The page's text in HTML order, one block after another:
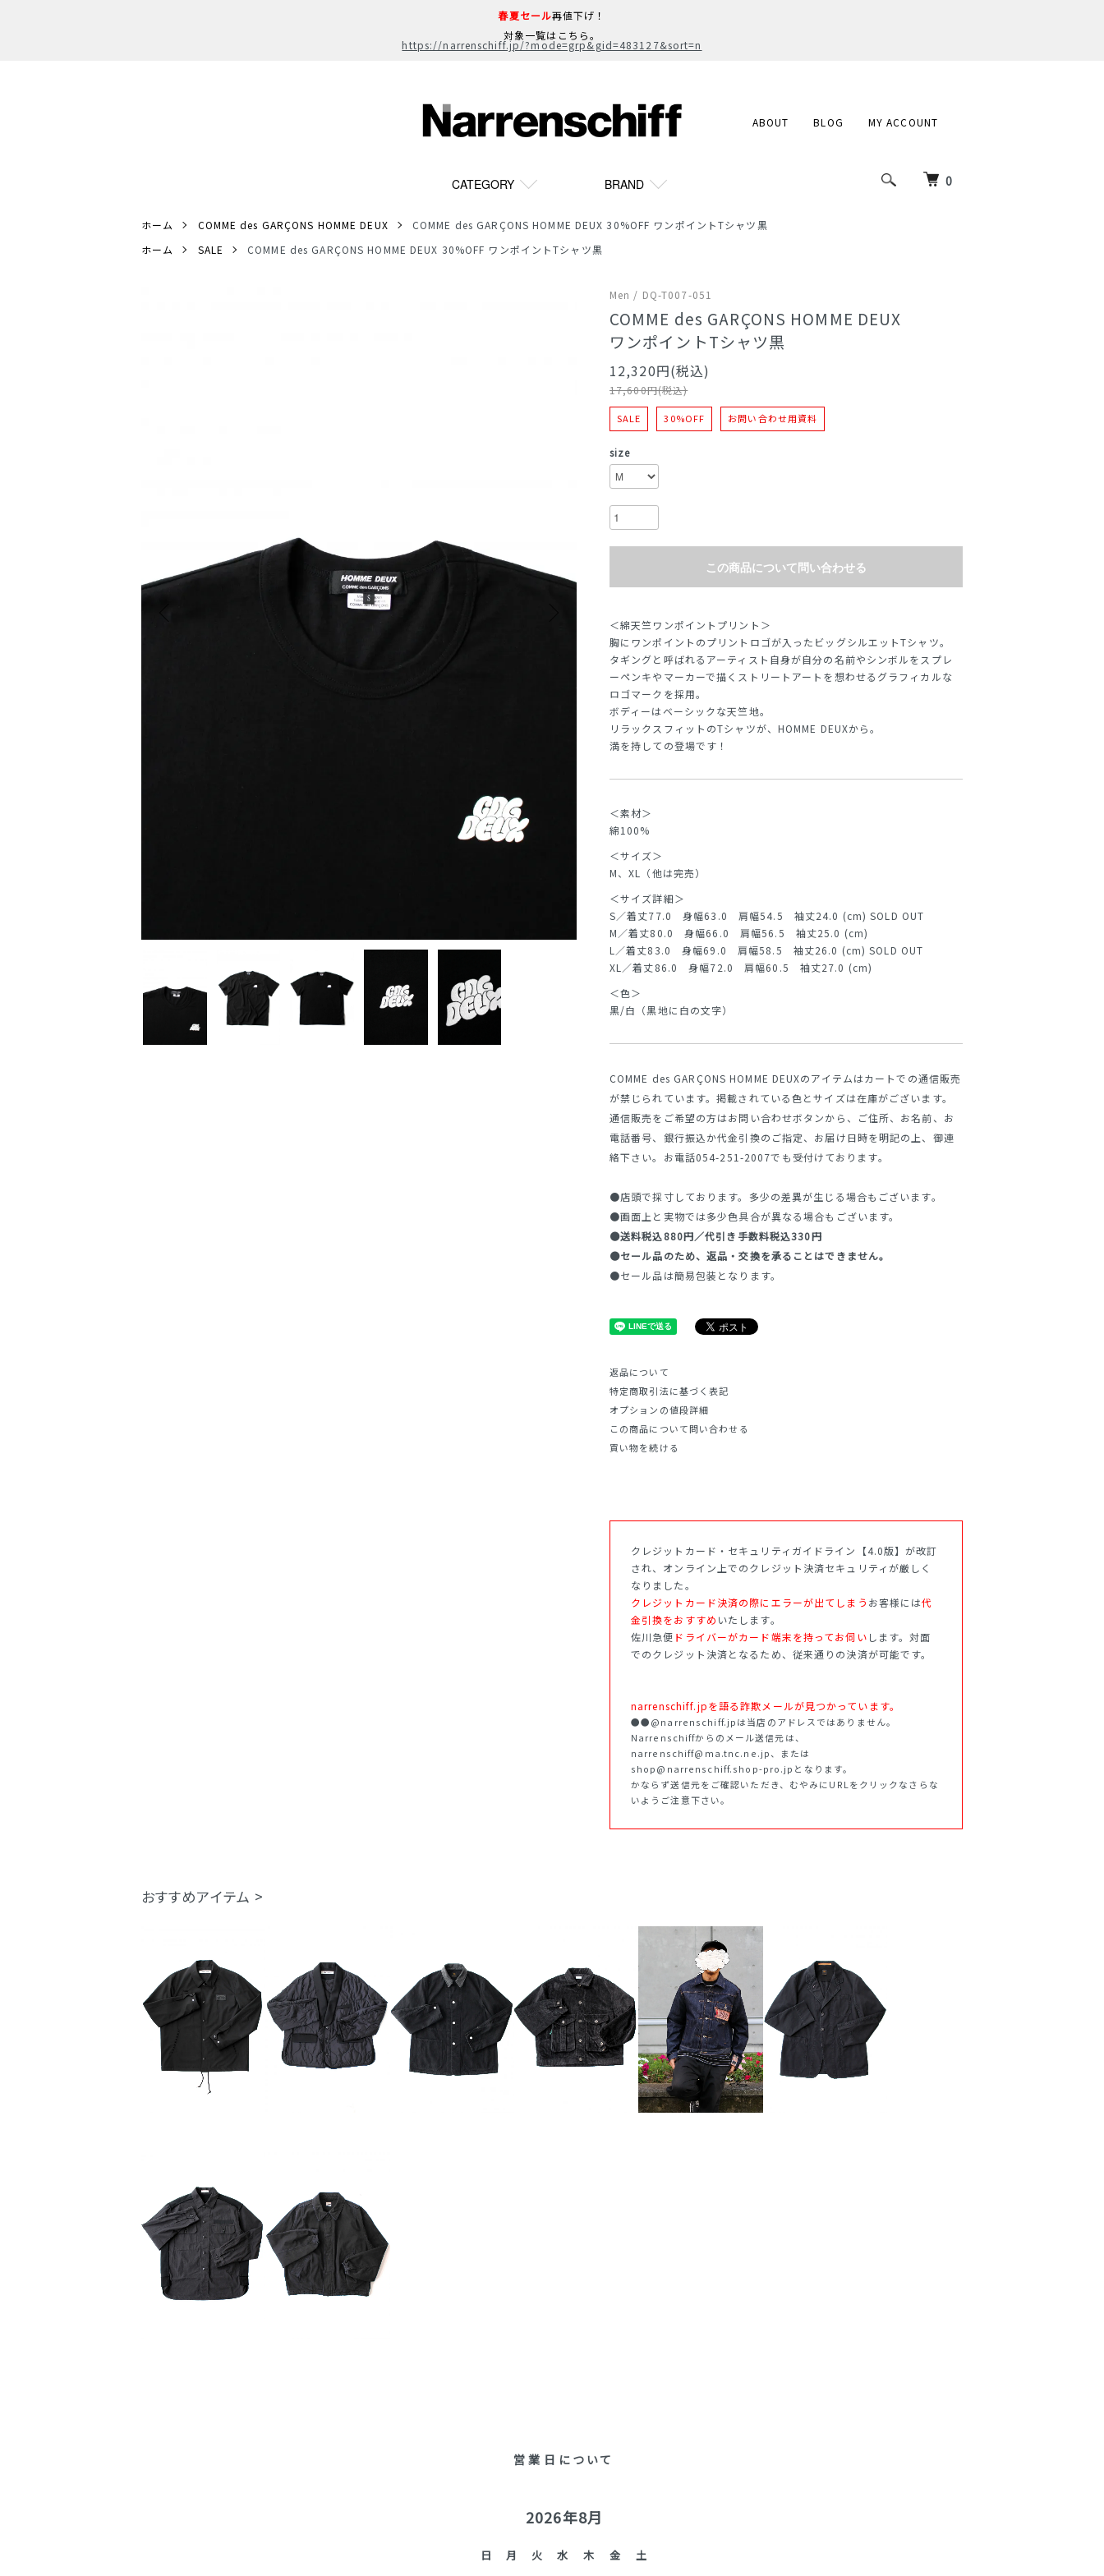
春夏セール再値下げ！
対象一覧はこちら。
https://narrenschiff.jp/?mode=grp&gid=483127&sort=n
0
CATEGORY BRAND
ABOUT BLOG MY ACCOUNT
ホーム COMME des GARÇONS HOMME DEUX
COMME des GARÇONS HOMME DEUX 30%OFF ワンポイントTシャツ黒
ホーム
SALE COMME des GARÇONS HOMME DEUX 30%OFF ワンポイントTシャツ黒
Men / DQ-T007-051
COMME des GARÇONS HOMME DEUX
ワンポイントTシャツ黒
12,320円(税込)
17,600円(税込)
SALE 30%OFF お問い合わせ用資料
size
この商品について問い合わせる
＜綿天竺ワンポイントプリント＞
胸にワンポイントのプリントロゴが入ったビッグシルエットTシャツ。
タギングと呼ばれるアーティスト自身が自分の名前やシンボルをスプレ
ーペンキやマーカーで描くストリートアートを想わせるグラフィカルな
ロゴマークを採用。
ボディーはベーシックな天竺地。
リラックスフィットのTシャツが、HOMME DEUXから。
満を持しての登場です！
＜素材＞
綿100%
＜サイズ＞
M、XL（他は完売）
＜サイズ詳細＞
S／着丈77.0 身幅63.0 肩幅54.5 袖丈24.0 (cm) SOLD OUT
M／着丈80.0 身幅66.0 肩幅56.5 袖丈25.0 (cm)
L／着丈83.0 身幅69.0 肩幅58.5 袖丈26.0 (cm) SOLD OUT
XL／着丈86.0 身幅72.0 肩幅60.5 袖丈27.0 (cm)
＜色＞
黒/白（黒地に白の文字）
COMME des GARÇONS HOMME DEUXのアイテムはカートでの通信販売
が禁じられています。掲載されている色とサイズは在庫がございます。
通信販売をご希望の方はお問い合わせボタンから、ご住所、お名前、お
電話番号、銀行振込か代金引換のご指定、お届け日時を明記の上、御連
絡下さい。お電話054-251-2007でも受付けております。
●店頭で採寸しております。多少の差異が生じる場合もございます。
●画面上と実物では多少色具合が異なる場合もございます。
●送料税込880円／代引き手数料税込330円
●セール品のため、返品・交換を承ることはできません。
●セール品は簡易包装となります。
返品について
特定商取引法に基づく表記
オプションの値段詳細
この商品について問い合わせる
買い物を続ける
クレジットカード・セキュリティガイドライン【4.0版】が改訂
され、オンライン上でのクレジット決済セキュリティが厳しく
なりました。
クレジットカード決済の際にエラーが出てしまう お客様には代
金引換をおすすめ いたします。
佐川急便 ドライバーがカード端末を持ってお伺い します。対面
でのクレジット決済となるため、従来通りの決済が可能です。
narrenschiff.jpを語る詐欺メールが見つかっています。
●●@narrenschiff.jpは当店のアドレスではありません。
Narrenschiffからのメール送信元は、
narrenschiff@ma.tnc.ne.jp、または
shop@narrenschiff.shop-pro.jpとなります。
かならず送信元をご確認いただき、むやみにURLをクリックなさらな
いようご注意下さい。
おすすめアイテム >
営業日について
2026年8月
日 月 火 水 木 金
土